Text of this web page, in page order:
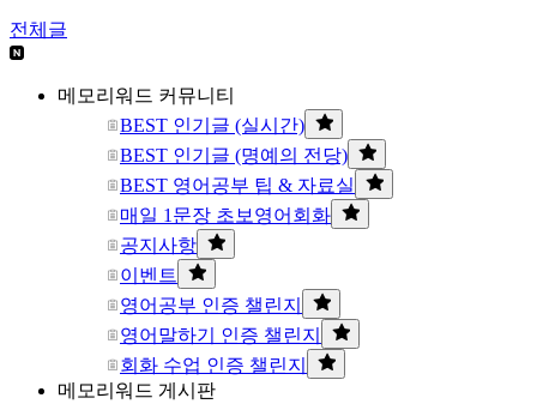
전체글
메모리워드 커뮤니티
BEST 인기글 (실시간)
BEST 인기글 (명예의 전당)
BEST 영어공부 팁 & 자료실
매일 1문장 초보영어회화
공지사항
이벤트
영어공부 인증 챌린지
영어말하기 인증 챌린지
회화 수업 인증 챌린지
메모리워드 게시판